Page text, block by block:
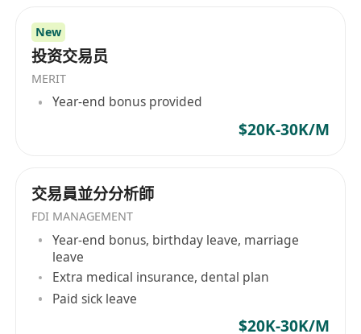
New
投资交易员
MERIT
Year-end bonus provided
$20K-30K/M
交易員並分分析師
FDI MANAGEMENT
Year-end bonus, birthday leave, marriage
leave
Extra medical insurance, dental plan
Paid sick leave
$20K-30K/M